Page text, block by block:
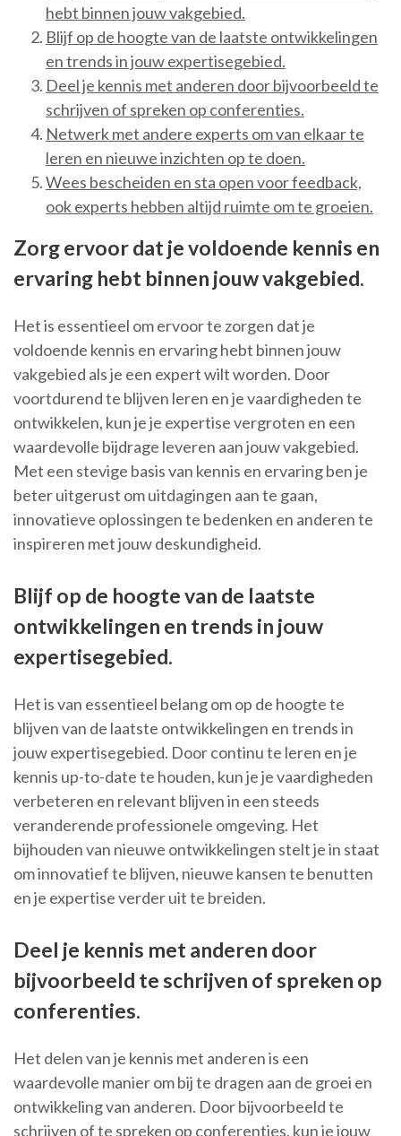
hebt binnen jouw vakgebied.
Blijf op de hoogte van de laatste ontwikkelingen
en trends in jouw expertisegebied.
Deel je kennis met anderen door bijvoorbeeld te
schrijven of spreken op conferenties.
Netwerk met andere experts om van elkaar te
leren en nieuwe inzichten op te doen.
Wees bescheiden en sta open voor feedback,
ook experts hebben altijd ruimte om te groeien.
Zorg ervoor dat je voldoende kennis en
ervaring hebt binnen jouw vakgebied.
Het is essentieel om ervoor te zorgen dat je
voldoende kennis en ervaring hebt binnen jouw
vakgebied als je een expert wilt worden. Door
voortdurend te blijven leren en je vaardigheden te
ontwikkelen, kun je je expertise vergroten en een
waardevolle bijdrage leveren aan jouw vakgebied.
Met een stevige basis van kennis en ervaring ben je
beter uitgerust om uitdagingen aan te gaan,
innovatieve oplossingen te bedenken en anderen te
inspireren met jouw deskundigheid.
Blijf op de hoogte van de laatste
ontwikkelingen en trends in jouw
expertisegebied.
Het is van essentieel belang om op de hoogte te
blijven van de laatste ontwikkelingen en trends in
jouw expertisegebied. Door continu te leren en je
kennis up-to-date te houden, kun je je vaardigheden
verbeteren en relevant blijven in een steeds
veranderende professionele omgeving. Het
bijhouden van nieuwe ontwikkelingen stelt je in staat
om innovatief te blijven, nieuwe kansen te benutten
en je expertise verder uit te breiden.
Deel je kennis met anderen door
bijvoorbeeld te schrijven of spreken op
conferenties.
Het delen van je kennis met anderen is een
waardevolle manier om bij te dragen aan de groei en
ontwikkeling van anderen. Door bijvoorbeeld te
schrijven of te spreken op conferenties, kun je jouw